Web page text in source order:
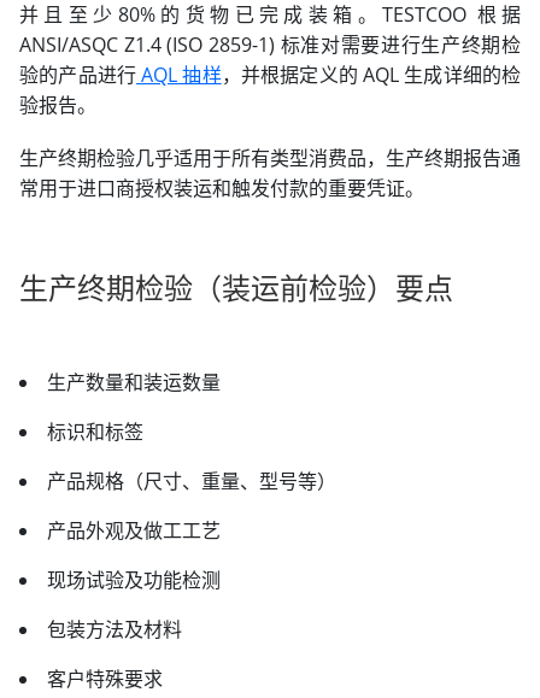
并且至少80%的货物已完成装箱。TESTCOO 根据
ANSI/ASQC Z1.4 (ISO 2859-1) 标准对需要进行生产终期检
验的产品进行AQL 抽样，并根据定义的 AQL 生成详细的检
验报告。
生产终期检验几乎适用于所有类型消费品，生产终期报告通
常用于进口商授权装运和触发付款的重要凭证。
生产终期检验（装运前检验）要点
生产数量和装运数量
标识和标签
产品规格（尺寸、重量、型号等）
产品外观及做工工艺
现场试验及功能检测
包装方法及材料
客户特殊要求